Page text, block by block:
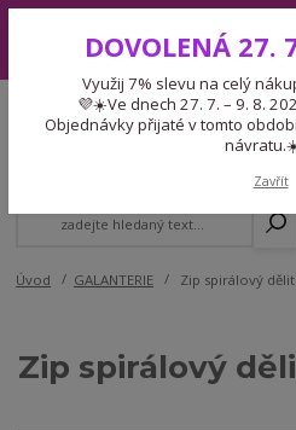
7. – 9. 8. 2026 čerpáme dovolenou.
odešleme ihned po
Expedice 775 866 913
Po-Čt 9-15:30 Pá 9-14:30 Pauza 13-13:45
Úvod GALANTERIE Zip spirálový
Zip spirálový
DOVOLENÁ 27.
Využij 7% slevu na celý
💜☀️Ve dnech 27. 7. – 9. 8.
Objednávky přijaté v tomto
Zavřít